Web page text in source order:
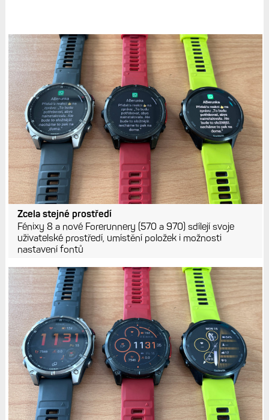
Zcela stejné prostředí
Fénixy 8 a nové Forerunnery (570 a 970) sdílejí svoje
uživatelské prostředí, umístění položek i možnosti
nastavení fontů